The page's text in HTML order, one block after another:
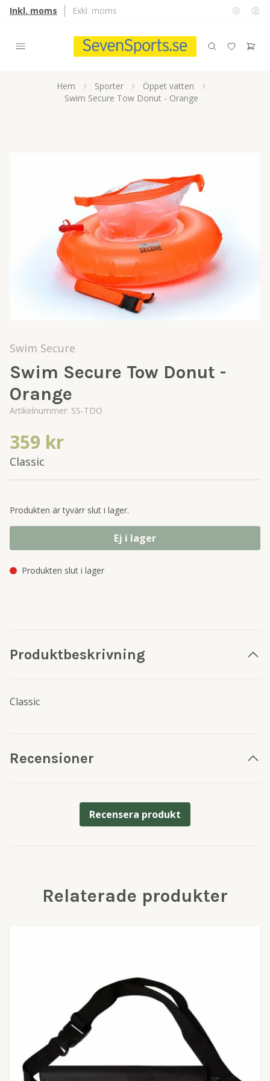
Inkl. moms Exkl. moms
Hem Sporter
Öppet vatten
Swim Secure Tow Donut - Orange
Swim Secure
Swim Secure Tow Donut -
Orange
Artikelnummer: SS-TDO
359 kr
Classic
Produkten är tyvärr slut i lager.
Ej i lager
Produkten slut i lager
Produktbeskrivning
Classic
Recensioner
Recensera produkt
Relaterade produkter